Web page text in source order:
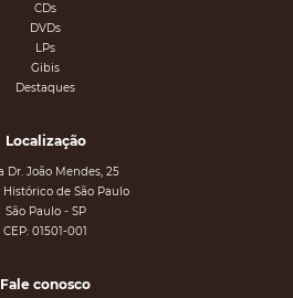
CDs
DVDs
LPs
Gibis
Destaques
Localização
Dr. João Mendes, 25
Histórico de São Paulo
São Paulo - SP
CEP: 01501-001
Fale conosco